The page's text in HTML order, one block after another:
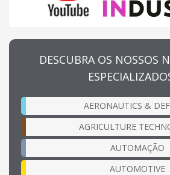
DESCUBRA OS NOSSOS
AERONAUTICS &
AGRICULTURE
AUTOMAÇÃO
AUTOMOTIVE